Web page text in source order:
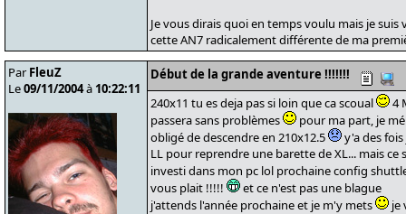
Je vous dirais quoi en temps voulu mais je
cette AN7 radicalement différente de ma
Par FleuZ
Le09/11/2004à 10:22:11
Début de la grande aventure !!!!!!!
240x11 tu es deja pas si loin que ca scoual
4
passera sans problèmes
pour ma part, je
obligé de descendre en 210x12.5
y'a des
LL pour reprendre une barette de XL... mais ce
investi dans mon pc lol prochaine config
vous plait !!!!!
et ce n'est pas une blague
j'attends l'année prochaine et je m'y mets
je